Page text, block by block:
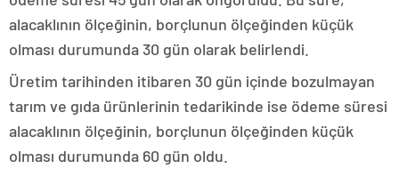
alacaklının ölçeğinin, borçlunun ölçeğinden küçük
olması durumunda 30 gün olarak belirlendi.
Üretim tarihinden itibaren 30 gün içinde bozulmayan
tarım ve gıda ürünlerinin tedarikinde ise ödeme süresi
alacaklının ölçeğinin, borçlunun ölçeğinden küçük
olması durumunda 60 gün oldu.